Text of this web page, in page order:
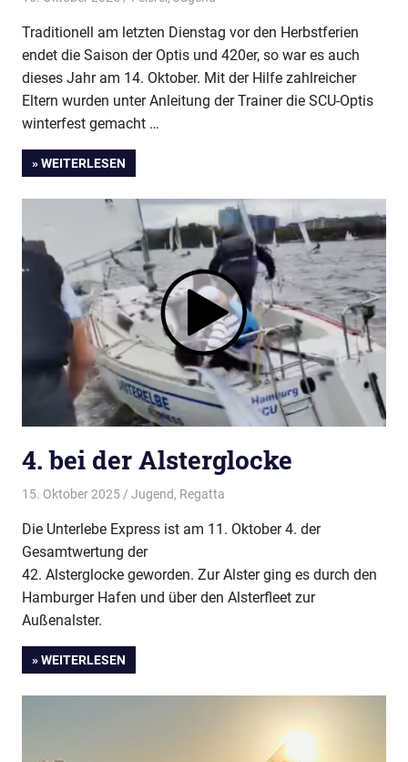
Traditionell am letzten Dienstag vor den Herbstferien
endet die Saison der Optis und 420er, so war es auch
dieses Jahr am 14. Oktober. Mit der Hilfe zahlreicher
Eltern wurden unter Anleitung der Trainer die SCU-Optis
winterfest gemacht …
» WEITERLESEN
4. bei der Alsterglocke
15. Oktober 2025 Thees
Jugend, Regatta
Die Unterlebe Express ist am 11. Oktober 4. der
Gesamtwertung der
42. Alsterglocke geworden. Zur Alster ging es durch den
Hamburger Hafen und über den Alsterfleet zur
Außenalster.
» WEITERLESEN